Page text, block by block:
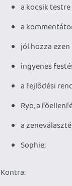
a kocsik
a
jól hozza
ingyenes
a fejlődési
Ryo, a
a
Sophie;
Kontra: